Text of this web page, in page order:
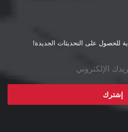
للحصول على التحديثات الجديدة!